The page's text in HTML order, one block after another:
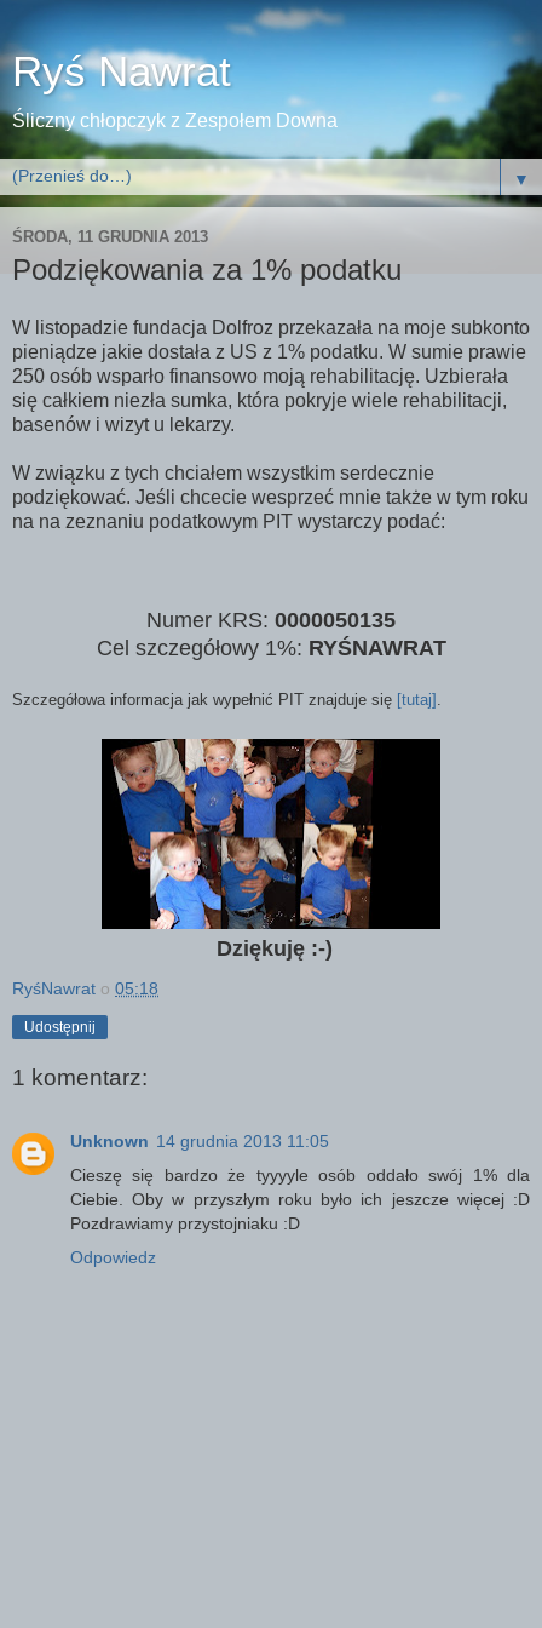
Ryś Nawrat
Śliczny chłopczyk z Zespołem Downa
▼
ŚRODA, 11 GRUDNIA 2013
Podziękowania za 1% podatku
W listopadzie fundacja Dolfroz przekazała na moje subkonto
pieniądze jakie dostała z US z 1% podatku. W sumie prawie
250 osób wsparło finansowo moją rehabilitację. Uzbierała
się całkiem niezła sumka, która pokryje wiele rehabilitacji,
basenów i wizyt u lekarzy.
W związku z tych chciałem wszystkim serdecznie
podziękować. Jeśli chcecie wesprzeć mnie także w tym roku
na na zeznaniu podatkowym PIT wystarczy podać:
Numer KRS: 0000050135
Cel szczegółowy 1%: RYŚNAWRAT
Szczegółowa informacja jak wypełnić PIT znajduje się [tutaj]
Dziękuję :-)
RyśNawrat o 05:18
Udostępnij
1 komentarz:
Unknown 14 grudnia 2013 11:05
Cieszę się bardzo że tyyyyle osób oddało swój 1% dla
Ciebie. Oby w przyszłym roku było ich jeszcze więcej :D
Pozdrawiamy przystojniaku :D
Odpowiedz